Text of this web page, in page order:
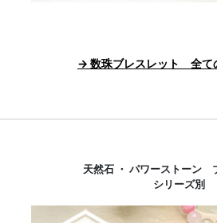
→ 数珠ブレスレット 全て
天然石 ・ パワーストーン
シリーズ別